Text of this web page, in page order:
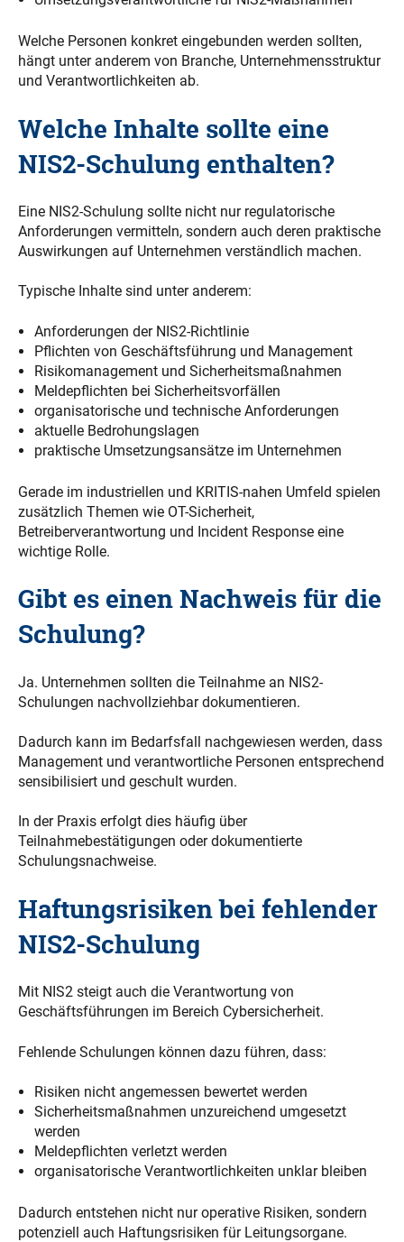
Welche Personen konkret eingebunden werden sollten,
hängt unter anderem von Branche, Unternehmensstruktur
und Verantwortlichkeiten ab.
Welche Inhalte sollte eine
NIS2-Schulung enthalten?
Eine NIS2-Schulung sollte nicht nur regulatorische
Anforderungen vermitteln, sondern auch deren praktische
Auswirkungen auf Unternehmen verständlich machen.
Typische Inhalte sind unter anderem:
Anforderungen der NIS2-Richtlinie
Pflichten von Geschäftsführung und Management
Risikomanagement und Sicherheitsmaßnahmen
Meldepflichten bei Sicherheitsvorfällen
organisatorische und technische Anforderungen
aktuelle Bedrohungslagen
praktische Umsetzungsansätze im Unternehmen
Gerade im industriellen und KRITIS-nahen Umfeld spielen
zusätzlich Themen wie OT-Sicherheit,
Betreiberverantwortung und Incident Response eine
wichtige Rolle.
Gibt es einen Nachweis für die
Schulung?
Ja. Unternehmen sollten die Teilnahme an NIS2-
Schulungen nachvollziehbar dokumentieren.
Dadurch kann im Bedarfsfall nachgewiesen werden, dass
Management und verantwortliche Personen entsprechend
sensibilisiert und geschult wurden.
In der Praxis erfolgt dies häufig über
Teilnahmebestätigungen oder dokumentierte
Schulungsnachweise.
Haftungsrisiken bei fehlender
NIS2-Schulung
Mit NIS2 steigt auch die Verantwortung von
Geschäftsführungen im Bereich Cybersicherheit.
Fehlende Schulungen können dazu führen, dass:
Risiken nicht angemessen bewertet werden
Sicherheitsmaßnahmen unzureichend umgesetzt
werden
Meldepflichten verletzt werden
organisatorische Verantwortlichkeiten unklar bleiben
Dadurch entstehen nicht nur operative Risiken, sondern
potenziell auch Haftungsrisiken für Leitungsorgane.